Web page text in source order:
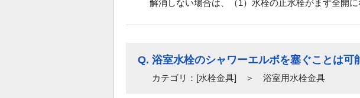
解消しない場合は、（1）水栓の止水栓がまず全開
Q. 浴室水栓のシャワーエルボを塞ぐことは可
カテゴリ：[水栓金具] ＞ 浴室用水栓金具